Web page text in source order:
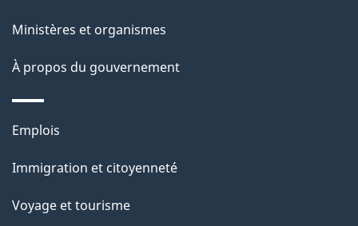
Ministères et organismes
À propos du gouvernement
Thèmes
sujets
Emplois
Immigration et citoyenneté
Voyage et tourisme